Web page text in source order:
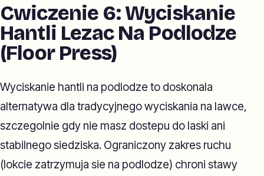
Cwiczenie 6: Wyciskanie
Hantli Lezac Na Podlodze
(Floor Press)
Wyciskanie hantli na podlodze to doskonala
alternatywa dla tradycyjnego wyciskania na lawce,
szczegolnie gdy nie masz dostepu do laski ani
stabilnego siedziska. Ograniczony zakres ruchu
(lokcie zatrzymuja sie na podlodze) chroni stawy